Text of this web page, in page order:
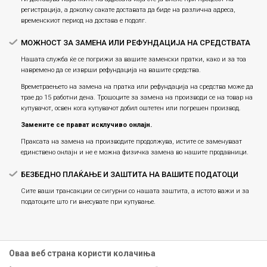
регистрација, а доколку сакате доставата да биде на различна адреса,
временскиот период на достава е подолг.
МОЖНОСТ ЗА ЗАМЕНА ИЛИ РЕФУНДАЦИЈА НА СРЕДСТВАТА
Нашата служба ќе се погрижи за вашите заменски пратки, како и за тоа
навремено да се изврши рефундација на вашите средства.
Времетраењето на замена на пратка или рефундацијa на средства може да
трае до 15 работни дена. Трошоците за замена на производи се на товар на
купувачот, освен кога купувачот добил оштетен или погрешен производ.
Замените се прават исклучиво онлајн.
Праксата на замена на производите продолжува, истите се заменуваат
единствено онлајн и не е можна физичка замена во нашите продавници.
БЕЗБЕДНО ПЛАЌАЊЕ И ЗАШТИТА НА ВАШИТЕ ПОДАТОЦИ
Сите ваши трансакции се сигурни со нашата заштита, а истото важи и за
податоците што ги внесувате при купување.
Оваа веб страна користи колачиња